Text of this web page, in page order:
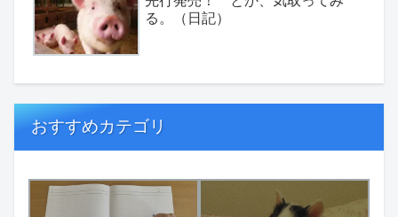
る。（日記）
おすすめカテゴリ